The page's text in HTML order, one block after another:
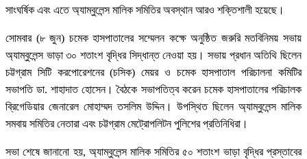
সাংঘর্ষিক এবং এতে অ্যাম্বুলেন্স মালিক সমিতির অবস্থান আরও শক্তিশালী হয়েছে।
সোমবার (৮ জুন) চমেক হাসপাতালের সম্মেলন কক্ষে অনুষ্ঠিত জরুরি মতবিনিময় সভায়
অ্যাম্বুলেন্স ভাড়া ৩০ শতাংশ বৃদ্ধির সিদ্ধান্ত নেওয়া হয়। সভায় প্রধান অতিথি ছিলেন
চট্টগ্রাম সিটি করপোরেশনের (চসিক) মেয়র ও চমেক হাসপাতাল পরিচালনা কমিটির
সভাপতি ডা. শাহাদাত হোসেন। বৈঠকে সভাপতিত্ব করেন চমেক হাসপাতালের পরিচালক
ব্রিগেডিয়ার জেনারেল মোহাম্মদ তসলিম উদ্দিন। উপস্থিত ছিলেন অ্যাম্বুলেন্স মালিক
সমবায় সমিতির নেতারা এবং চট্টগ্রাম মেট্রোপলিটন পুলিশের প্রতিনিধিরা।
সভা শেষে জানানো হয়, অ্যাম্বুলেন্স মালিক সমিতির ৫০ শতাংশ ভাড়া বৃদ্ধির প্রস্তাবের